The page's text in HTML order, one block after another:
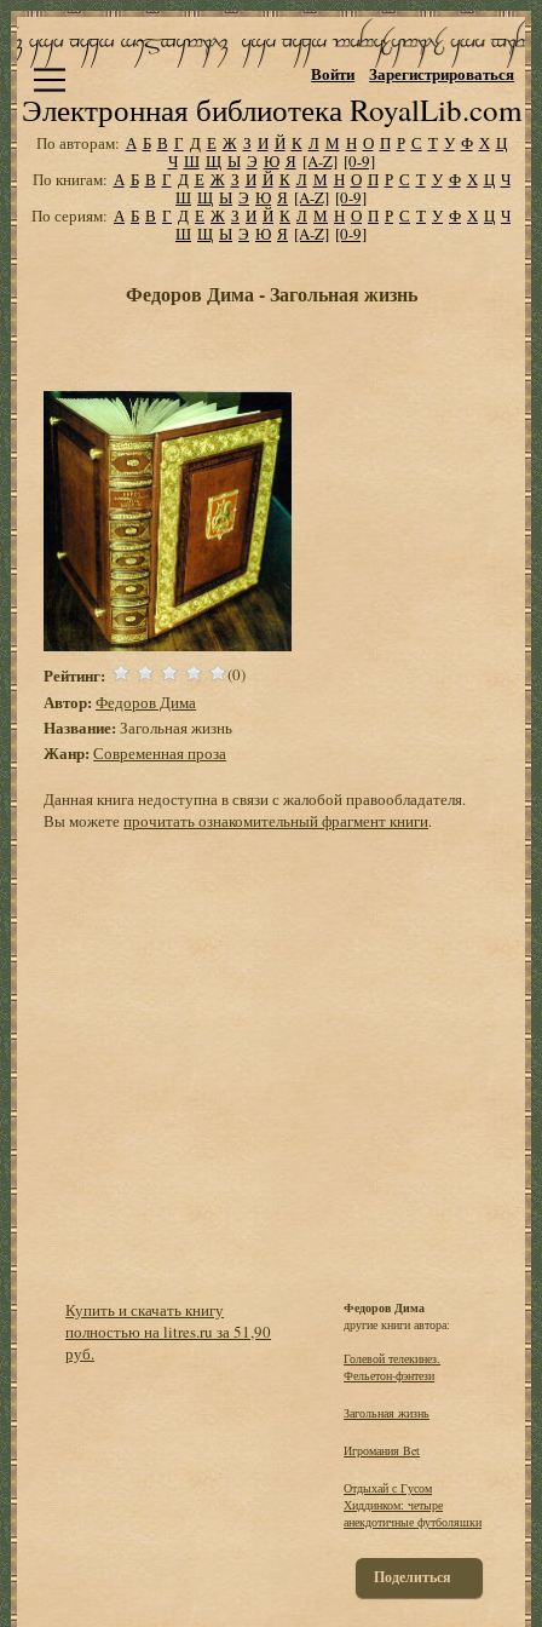
Электронная библиотека RoyalLib.com
Войти Зарегистрироваться
По авторам: А Б В Г Д Е Ж З И Й К Л М Н О П Р С Т У Ф Х Ц
Ч Ш Щ Ы Э Ю Я [A-Z] [0-9]
По книгам: А Б В Г Д Е Ж З И Й К Л М Н О П Р С Т У Ф Х Ц Ч
Ш Щ Ы Э Ю Я [A-Z] [0-9]
По сериям: А Б В Г Д Е Ж З И Й К Л М Н О П Р С Т У Ф Х Ц Ч
Ш Щ Ы Э Ю Я [A-Z] [0-9]
Федоров Дима - Загольная жизнь
Рейтинг: (0)
Автор: Федоров Дима
Название: Загольная жизнь
Жанр: Современная проза
Данная книга недоступна в связи с жалобой правообладателя.
Вы можетепрочитать ознакомительный фрагмент книги.
Купить и скачать книгу
полностью на litres.ru за 51,90
руб.
Федоров Дима
другие книги автора:
Голевой телекинез.
Фельетон-фэнтези
Загольная жизнь
Игромания Bet
Отдыхай с Гусом
Хиддинком: четыре
анекдотичные футболяшки
Поделиться